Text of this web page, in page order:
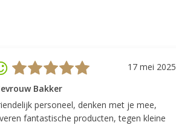
17 mei 2025
Bakker
personeel, denken met je mee,
fantastische producten, tegen kleine